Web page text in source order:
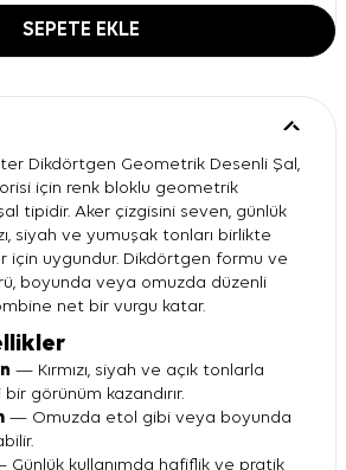
SEPETE EKLE
Dikdörtgen Geometrik Desenli Şal,
için renk bloklu geometrik
tipidir. Aker çizgisini seven, günlük
siyah ve yumuşak tonları birlikte
için uygundur. Dikdörtgen formu ve
boyunda veya omuzda düzenli
net bir vurgu katar.
— Kırmızı, siyah ve açık tonlarla
görünüm kazandırır.
— Omuzda etol gibi veya boyunda
Günlük kullanımda hafiflik ve pratik